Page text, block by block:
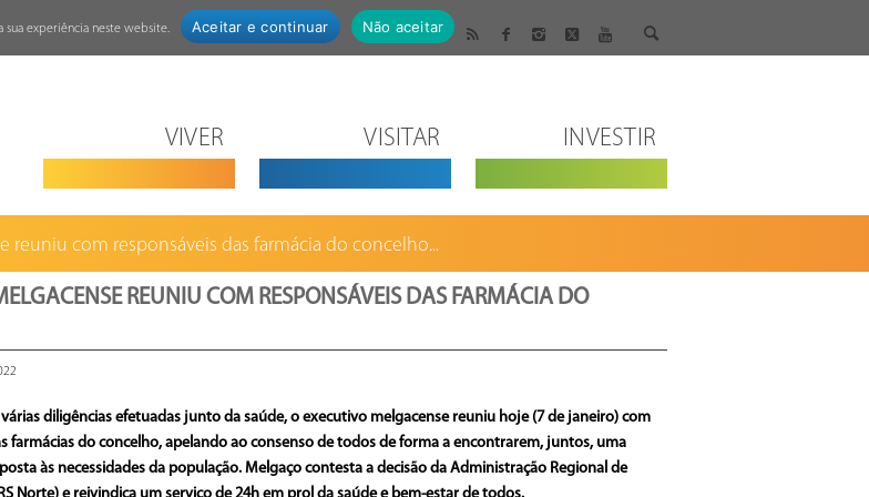
VIVER VISITAR INVESTIR
reuniu com responsáveis das farmácia do concelho...
REUNIU COM RESPONSÁVEIS DAS FARMÁCIA DO
diligências efetuadas junto da saúde, o executivo melgacense reuniu hoje (7 de janeiro) com
farmácias do concelho, apelando ao consenso de todos de forma a encontrarem, juntos, uma
às necessidades da população. Melgaço contesta a decisão da Administração Regional de
sua experiência neste website. Aceitar e continuar Não aceitar